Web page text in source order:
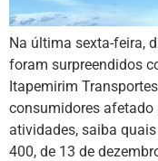
Na última sexta-feira,
foram surpreendidos
Itapemirim
consumidores
atividades, saiba
400, de 13 de